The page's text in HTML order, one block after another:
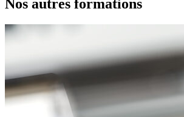
Nos autres formations